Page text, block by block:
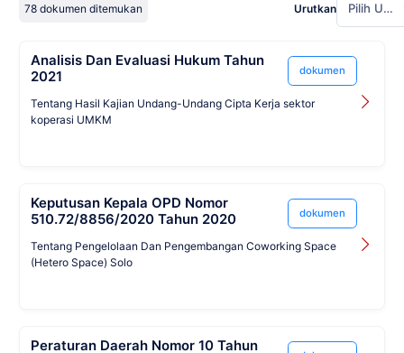
78 dokumen ditemukan Urutkan Pilih Urutan
Analisis Dan Evaluasi Hukum Tahun
2021
dokumen
Tentang Hasil Kajian Undang-Undang Cipta Kerja sektor
koperasi UMKM
Keputusan Kepala OPD Nomor
510.72/8856/2020 Tahun 2020
dokumen
Tentang Pengelolaan Dan Pengembangan Coworking Space
(Hetero Space) Solo
Peraturan Daerah Nomor 10 Tahun